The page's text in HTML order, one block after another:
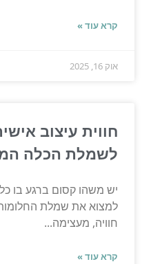
קרא עוד »
אוק 16, 2025
חווית עיצוב
לשמלת הכלה
יש משהו קסום ברגע בו
למצוא את שמלת
חוויה, מעצימה...
קרא עוד »